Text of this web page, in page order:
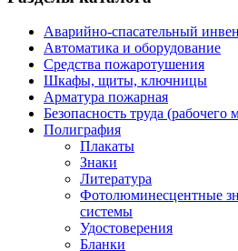
Аварийно-спасательный
Автоматика и оборудование
Средства пожаротушения
Шкафы, щиты, ключницы
Арматура пожарная
Безопасность труда (рабочего
Полиграфия
Плакаты
Знаки
Литература
Фотолюминесцентные
системы
Удостоверения
Бланки